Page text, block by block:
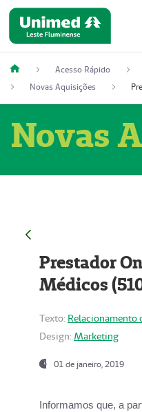
Acesso Rápido
Novas Aquisições
Novas
Prestador
Médicos
Texto: Relacionamento
Design: Marketing
01 de janeiro, 2019
Informamos que, a